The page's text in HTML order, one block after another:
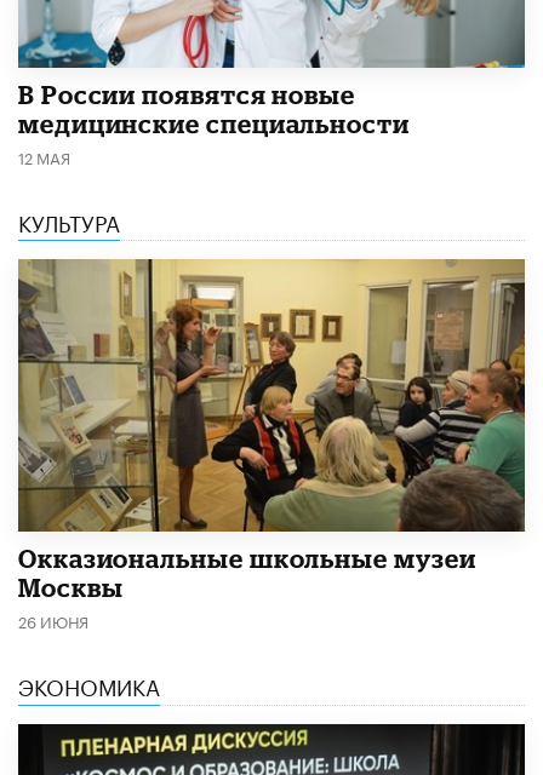
В России появятся новые
медицинские специальности
12 МАЯ
КУЛЬТУРА
​Окказиональные школьные музеи
Москвы
26 ИЮНЯ
ЭКОНОМИКА